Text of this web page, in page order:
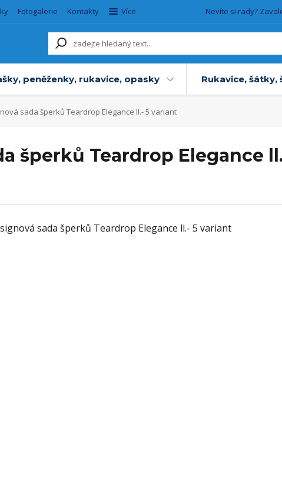
Fotogalerie Kontakty Více Nevíte si rady?
peněženky, rukavice, opasky Rukavice, šátky,
sada šperků Teardrop Elegance ll.- 5 variant
šperků Teardrop Elegance